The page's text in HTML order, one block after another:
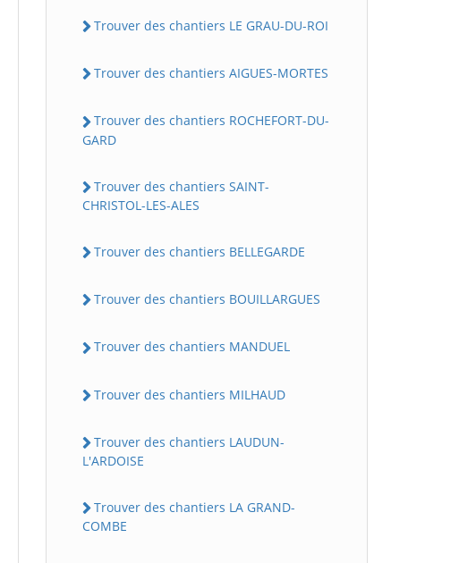
Trouver des chantiers LE GRAU-DU-ROI
Trouver des chantiers AIGUES-MORTES
Trouver des chantiers ROCHEFORT-DU-
GARD
Trouver des chantiers SAINT-
CHRISTOL-LES-ALES
Trouver des chantiers BELLEGARDE
Trouver des chantiers BOUILLARGUES
Trouver des chantiers MANDUEL
Trouver des chantiers MILHAUD
Trouver des chantiers LAUDUN-
L'ARDOISE
Trouver des chantiers LA GRAND-
COMBE